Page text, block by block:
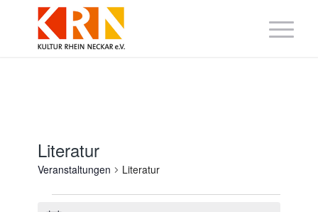
Literatur
Veranstaltungen Literatur